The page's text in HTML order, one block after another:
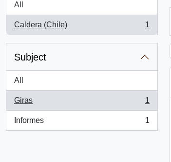
All
Caldera (Chile)
, 1 results
1
Subject
All
Giras
, 1 results
1
Informes
, 1 results
1